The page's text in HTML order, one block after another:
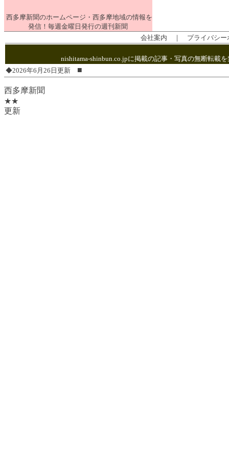
西多摩新聞のホームページ・西多摩地域の情報を
発信！毎週金曜日発行の週刊新聞
会社案内 ｜ プライバシー
nishitama-shinbun.co.jpに掲載の記事・写真の無断転載
◆2026年6月26日更新 ■
西多摩新聞
★★
更新